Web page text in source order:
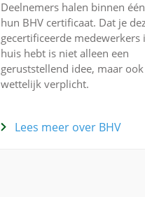
Deelnemers halen binnen
hun BHV certificaat. Dat je
gecertificeerde medewerkers
huis hebt is niet alleen een
geruststellend idee, maar ook
wettelijk verplicht.
Lees meer over BHV